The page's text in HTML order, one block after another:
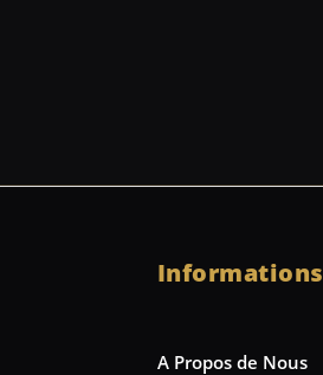
Informations
A Propos de Nous